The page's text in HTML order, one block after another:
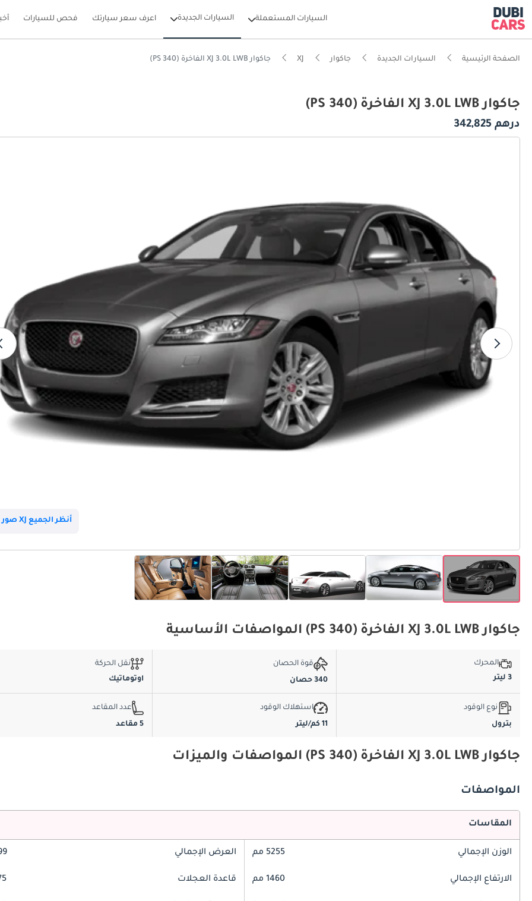
السيارات المستعملة السيارات الجديدة اعرف سعر سيارتك فحص للسيارات
الصفحة الرئيسية السيارات الجديدة جاكوار XJ جاكوار XJ 3.0L LWB الفاخرة (340 PS)
جاكوار XJ 3.0L LWB الفاخرة (340 PS)
درهم 342,825
أنظر الجميع XJ صور
جاكوار XJ 3.0L LWB الفاخرة (340 PS) المواصفات الأساسية
المحرك
3 ليتر
قوة الحصان
340 حصان
نقل الحركة
اوتوماتيك
نوع الوقود
بترول
استهلاك الوقود
11 كم/ليتر
عدد المقاعد
5 مقاعد
جاكوار XJ 3.0L LWB الفاخرة (340 PS) المواصفات والميزات
المواصفات
المقاسات
الوزن الإجمالي 5255 مم العرض الإجمالي
الارتفاع الإجمالي 1460 مم قاعدة العجلات